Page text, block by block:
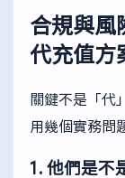
合規與風
代充值方
關鍵不是「代
用幾個實務問
1. 他們是不